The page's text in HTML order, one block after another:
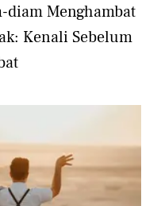
diam Menghambat
Kenali Sebelum